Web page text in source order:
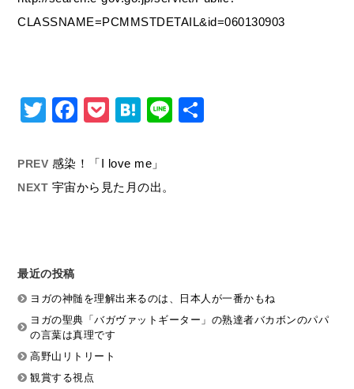
CLASSNAME=PCMMSTDETAIL&id=060130903
Twitter
Facebook
Pocket
Hatena
Line
PREV 感染！「I love me」
NEXT 宇宙から見た月の出。
最近の投稿
ヨガの神髄を理解出来るのは、日本人が一番かもね
ヨガの聖典「バガヴァットギーター」の熟達者バカボンのパパ
の言葉は真理です
高野山リトリート
観賞する視点